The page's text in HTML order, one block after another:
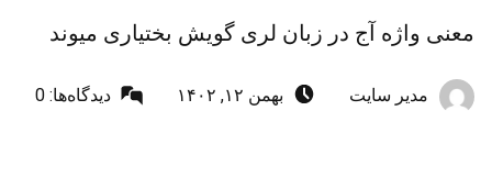
معنی واژه آج در زبان لری گویش بختیاری میوند
نوشته‌شده توسط:
مدیر سایت بهمن ۱۲, ۱۴۰۲ دیدگاه‌ها:0